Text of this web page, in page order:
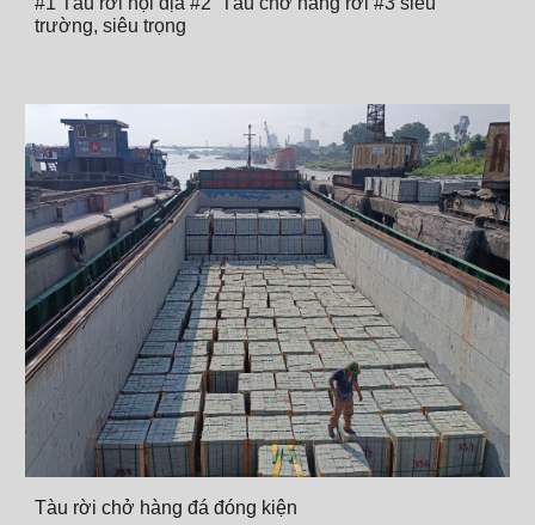
trường, siêu trọng
Tàu rời chở hàng đá đóng kiện